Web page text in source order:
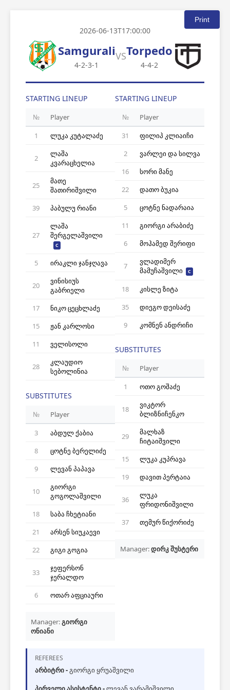
Print
2026-06-13T17:00:00
Samgurali
4-2-3-1
VSTorpedo
4-4-2
STARTING LINEUP
№
Player
1
ლუკა კუტალაძე
2
ლაშა
კვარაცხელია
25
მათე
შათირიშვილი
39
პაბულუ რიანი
27
ლაშა
შერგელაშვილი
C
5 ირაკლი ჯანჯღავა
20
ვინისიუს
გაბრიელი
17
ნიკო ცეცხლაძე
15
ჟან კარლოსი
11
ველისოლი
28
კლაუდიო
სებოლინია
SUBSTITUTES
№
Player
3
აბდულ ქაბია
8
ცოტნე ბერელიძე
9
ლევან პაპავა
10
გიორგი
გოგოლაშვილი
18
საბა ჩხეტიანი
21
არსენ სიუკაევი
22
გიგი გოგია
33
ჯეფერსონ
ჯერალდო
6
ოთარ აფციაური
Manager:გიორგი
ონიანი
STARTING LINEUP
№
Player
31
ფილიპ კლიაიჩი
2
ვარლეი და სილვა
16
სორი მანე
22
დათო ბუკია
5
ცოტნე ნადარაია
11
გიორგი არაბიძე
6
მოჰამედ შერიფი
7
ვლადიმერ
მამუჩაშვილი
C
18
კისლე ზიტა
35
დიეგო დეისაძე
9
კომნენ ანდრიჩი
SUBSTITUTES
№
Player
1
ოთო გოშაძე
18
ვიკტორ
ბლიზნიჩენკო
29
მალხაზ
ჩიტაიშვილი
15
ლუკა კუპრავა
19
დავით პერტაია
36
ლუკა
ფრიდონიშვილი
37
თემურ წიქორიძე
Manager:დირკ შუსტერი
REFEREES
არბიტრი -გიორგი ყრუაშვილი